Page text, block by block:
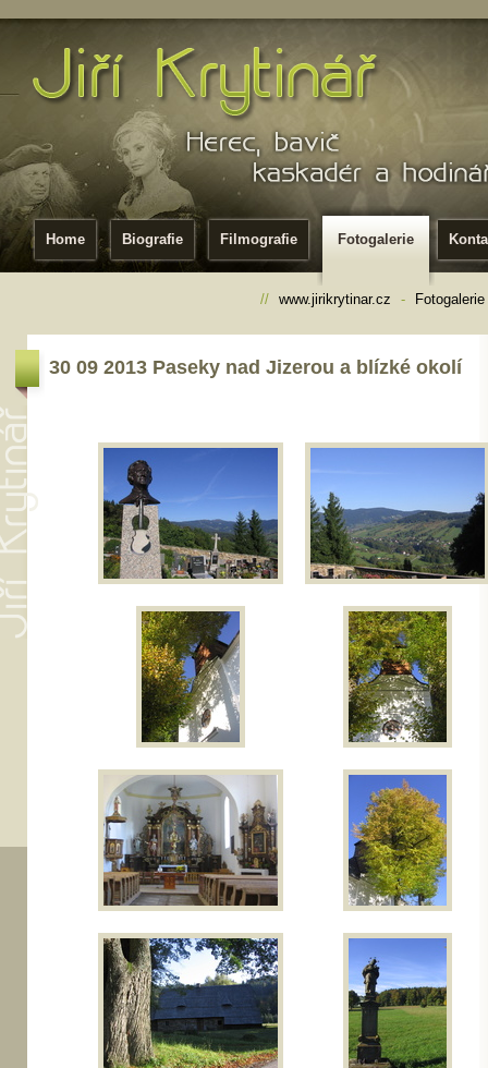
Home Biografie Filmografie Fotogalerie
// www.jirikrytinar.cz - Fotogalerie
30 09 2013 Paseky nad Jizerou a blízké okolí